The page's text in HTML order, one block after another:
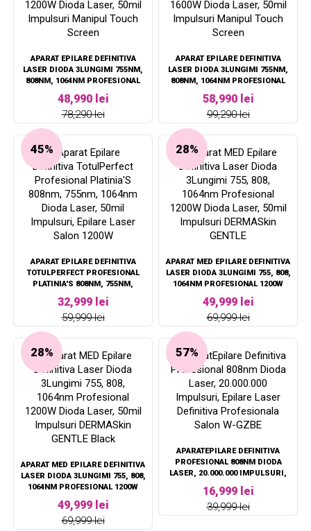
APARAT EPILARE DEFINITIVA
LASER DIODA 3LUNGIMI 755NM,
808NM, 1064NM PROFESIONAL
1200W DIODA LASER, 50MIL
IMPULSURI MANIPUL TOUCH
SCREEN
48,990 lei
78,290 lei
APARAT EPILARE DEFINITIVA
LASER DIODA 3LUNGIMI 755NM,
808NM, 1064NM PROFESIONAL
1600W DIODA LASER, 50MIL
IMPULSURI MANIPUL TOUCH
SCREEN
58,990 lei
99,290 lei
45%
APARAT EPILARE DEFINITIVA
TOTULPERFECT PROFESIONAL
PLATINIA'S 808NM, 755NM,
1064NM DIODA LASER, 50MIL
IMPULSURI, EPILARE LASER
SALON 1200W
32,999 lei
59,999 lei
28%
APARAT MED EPILARE DEFINITIVA
LASER DIODA 3LUNGIMI 755, 808,
1064NM PROFESIONAL 1200W
DIODA LASER, 50MIL IMPULSURI
DERMASKIN GENTLE
49,999 lei
69,999 lei
28%
APARAT MED EPILARE DEFINITIVA
LASER DIODA 3LUNGIMI 755, 808,
1064NM PROFESIONAL 1200W
DIODA LASER, 50MIL IMPULSURI
DERMASKIN GENTLE BLACK
49,999 lei
69,999 lei
57%
APARATEPILARE DEFINITIVA
PROFESIONAL 808NM DIODA
LASER, 20.000.000 IMPULSURI,
EPILARE LASER DEFINITIVA
PROFESIONALA SALON W-GZBE
16,999 lei
39,999 lei